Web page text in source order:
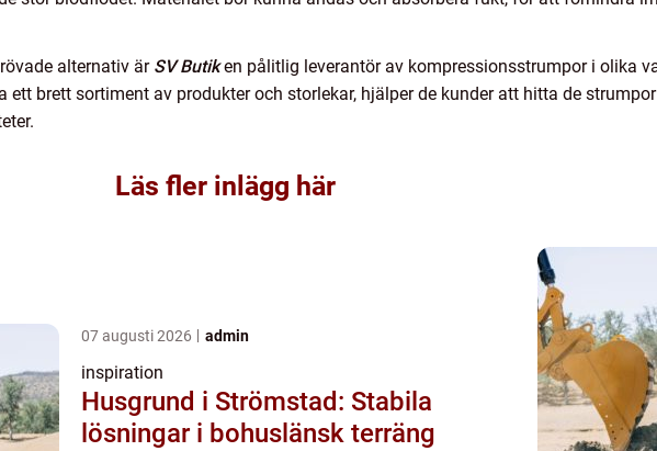
alternativ ärSV Butiken pålitlig leverantör av kompressionsstrumpor i olika
ett brett sortiment av produkter och storlekar, hjälper de kunder att hitta de
Läs fler inlägg här
07 augusti 2026 admin
inspiration
Husgrund i Strömstad: Stabila
lösningar i bohuslänsk terräng